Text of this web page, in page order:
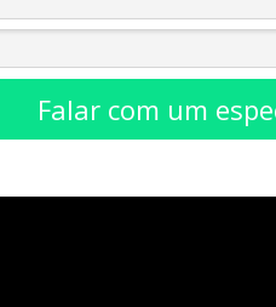
Falar com um